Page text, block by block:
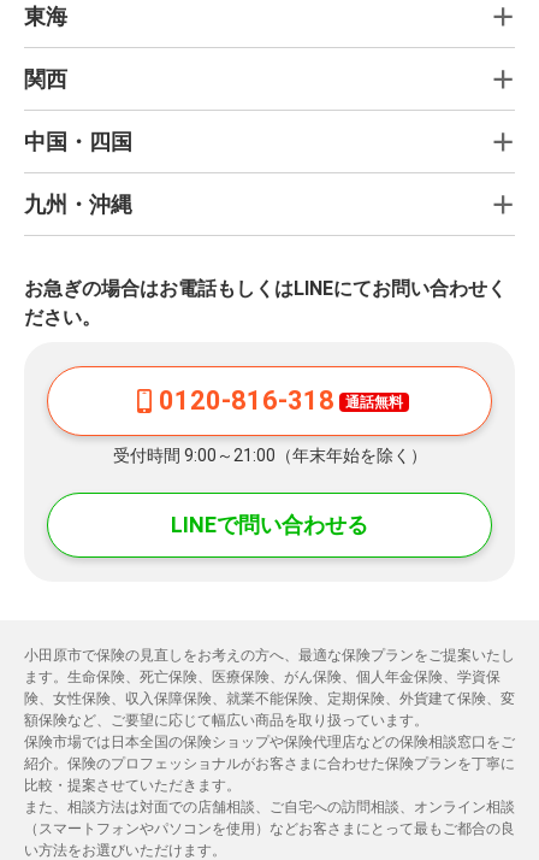
東海
関西
中国・四国
九州・沖縄
お急ぎの場合はお電話もしくはLINEにてお問い合わせく
ださい。
0120-816-318 通話無料
受付時間 9:00～21:00（年末年始を除く）
LINEで問い合わせる
小田原市で保険の見直しをお考えの方へ、最適な保険プランをご提案いたし
ます。生命保険、死亡保険、医療保険、がん保険、個人年金保険、学資保
険、女性保険、収入保障保険、就業不能保険、定期保険、外貨建て保険、変
額保険など、ご要望に応じて幅広い商品を取り扱っています。
保険市場では日本全国の保険ショップや保険代理店などの保険相談窓口をご
紹介。保険のプロフェッショナルがお客さまに合わせた保険プランを丁寧に
比較・提案させていただきます。
また、相談方法は対面での店舗相談、ご自宅への訪問相談、オンライン相談
（スマートフォンやパソコンを使用）などお客さまにとって最もご都合の良
い方法をお選びいただけます。